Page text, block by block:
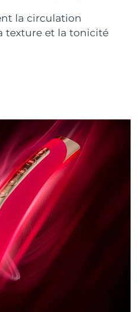
la circulation
texture et la tonicité